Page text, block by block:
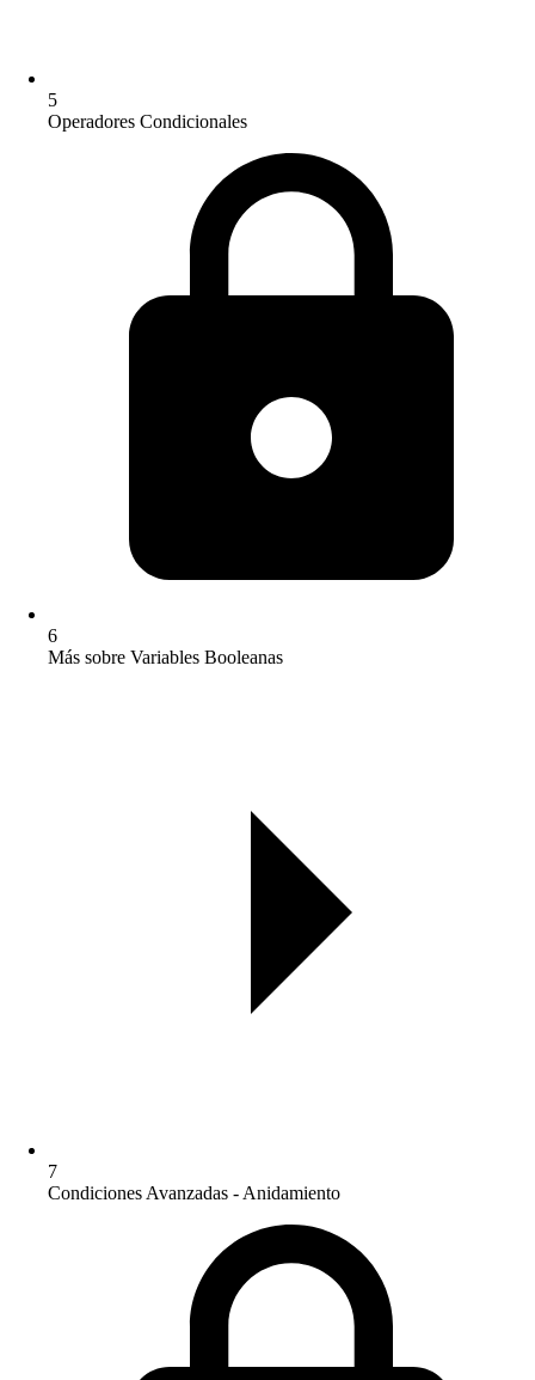
5
Operadores Condicionales
6
Más sobre Variables Booleanas
7
Condiciones Avanzadas - Anidamiento